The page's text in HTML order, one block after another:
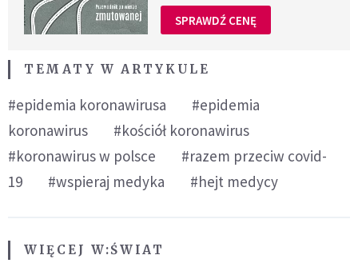
SPRAWDŹ CENĘ
TEMATY W ARTYKULE
#epidemia koronawirusa
#epidemia
koronawirus
#kościół koronawirus
#koronawirus w polsce
#razem przeciw covid-
19
#wspieraj medyka #hejt medycy
WIĘCEJ W:ŚWIAT